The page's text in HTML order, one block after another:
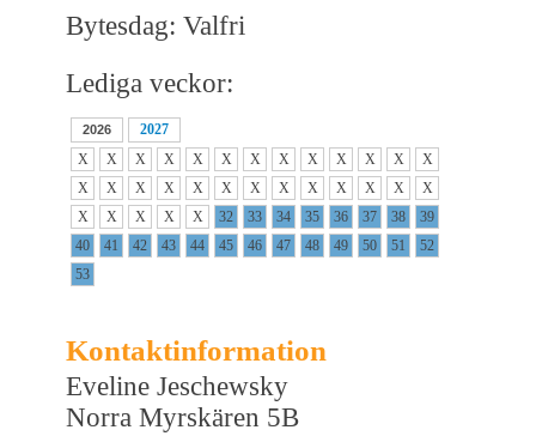
Bytesdag: Valfri
Lediga veckor:
2026
2027
X
X X X X X X X X X X X
X
X
X X X X X X X X X X X
X
X
X X X X 32 33 34 35 36 37 38
39
40
41 42 43 44 45 46 47 48 49 50 51
52
53
Kontaktinformation
Eveline Jeschewsky
Norra Myrskären 5B